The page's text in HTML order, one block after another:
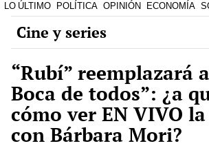
LO ÚLTIMO POLÍTICA OPINIÓN ECONOMÍA
Cine y series
“Rubí” reemplazará
Boca de todos”: ¿a
cómo ver EN VIVO
con Bárbara Mori?